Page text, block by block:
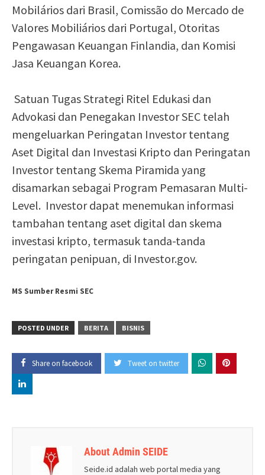
Mobilários dari Brasil, Comissão do Mercado de
Valores Mobiliários dari Portugal, Otoritas
Pengawasan Keuangan Finlandia, dan Komisi
Jasa Keuangan Korea.
Satuan Tugas Strategi Ritel Edukasi dan
Advokasi dan Penegakan Investor SEC telah
mengeluarkan Peringatan Investor tentang
Aset Digital dan Investasi Kripto dan Peringatan
Investor tentang Skema Piramida yang
disamarkan sebagai Program Pemasaran Multi-
Level. Investor dapat menemukan informasi
tambahan tentang aset digital dan skema
investasi kripto, termasuk tanda-tanda
peringatan penipuan, di Investor.gov.
MS Sumber Resmi SEC
POSTED UNDER BERITA BISNIS
Share on facebook Tweet on twitter
About Admin SEIDE
Seide.id adalah web portal media yang